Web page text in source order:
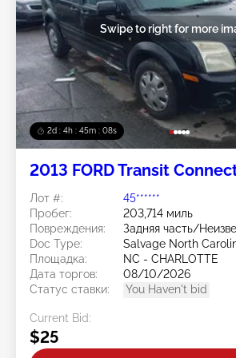
2d : 4h : 45m : 05s
Swipe to right for more
2013 FORD Transit
Лот #:
45******
Пробег:
203,714 миль
Повреждения:
Задняя часть/
Doc Type:
Salvage North
Площадка:
NC - CHARLOTTE
Дата торгов:
08/10/2026
Статус ставки:
You Haven't bid
Current Bid:
$25